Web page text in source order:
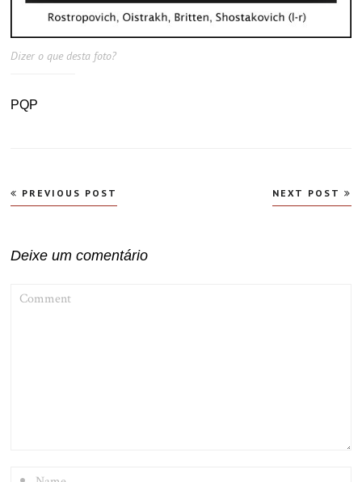
Dizer o que desta foto?
PQP
Navegação
de
PREVIOUS POST NEXT POST
Deixe um comentário